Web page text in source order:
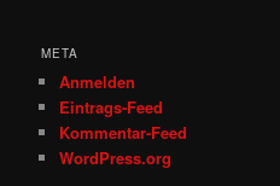
META
Anmelden
Eintrags-Feed
Kommentar-Feed
WordPress.org